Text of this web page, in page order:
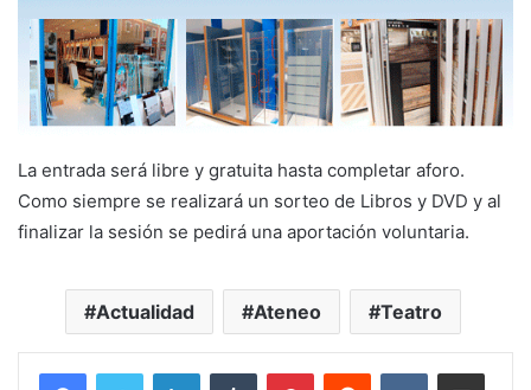
La entrada será libre y gratuita hasta completar aforo.
Como siempre se realizará un sorteo de Libros y DVD y al
finalizar la sesión se pedirá una aportación voluntaria.
Actualidad Ateneo Teatro
LinkedInTumblr PinterestReddit VKontakteCompartir por